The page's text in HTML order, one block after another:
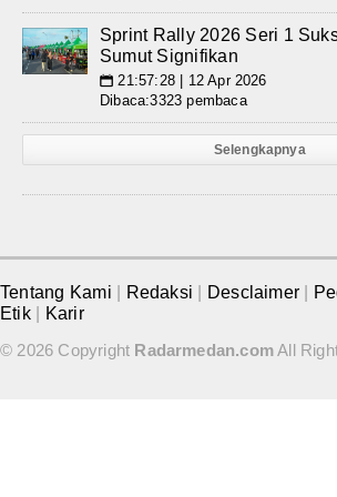
Sprint Rally 2026 Seri 1
Sumut Signifikan
📅 21:57:28 | 12 Apr 2026
Dibaca:3323 pembaca
Selengkapnya
Tentang Kami Redaksi Desclaimer
Etik
Karir
© 2026 Copyright Radarmedan.comAll